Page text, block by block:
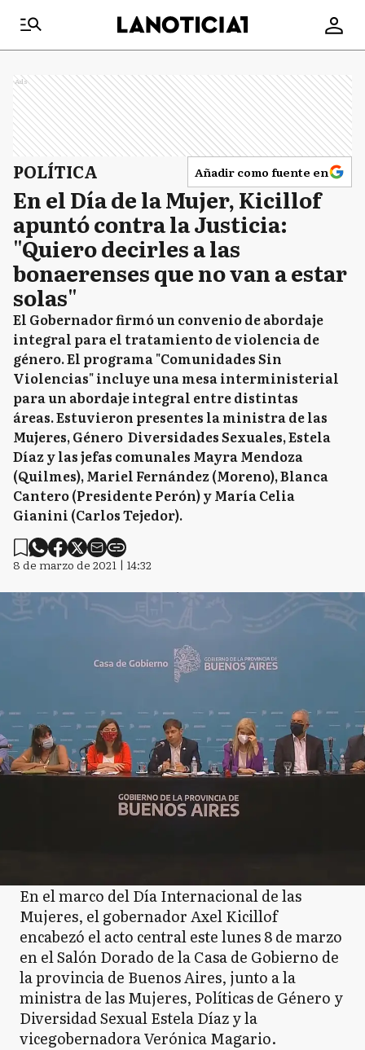
Ads
POLÍTICA Añadir como fuente en
En el Día de la Mujer, Kicillof
apuntó contra la Justicia:
"Quiero decirles a las
bonaerenses que no van a estar
solas"
El Gobernador firmó un convenio de abordaje
integral para el tratamiento de violencia de
género. El programa "Comunidades Sin
Violencias" incluye una mesa interministerial
para un abordaje integral entre distintas
áreas. Estuvieron presentes la ministra de las
Mujeres, Género Diversidades Sexuales, Estela
Díaz y las jefas comunales Mayra Mendoza
(Quilmes), Mariel Fernández (Moreno), Blanca
Cantero (Presidente Perón) y María Celia
Gianini (Carlos Tejedor).
8 de marzo de 2021 | 14:32
En el marco del Día Internacional de las
Mujeres, el gobernador Axel Kicillof
encabezó el acto central este lunes 8 de marzo
en el Salón Dorado de la Casa de Gobierno de
la provincia de Buenos Aires, junto a la
ministra de las Mujeres, Políticas de Género y
Diversidad Sexual Estela Díaz y la
vicegobernadora Verónica Magario.